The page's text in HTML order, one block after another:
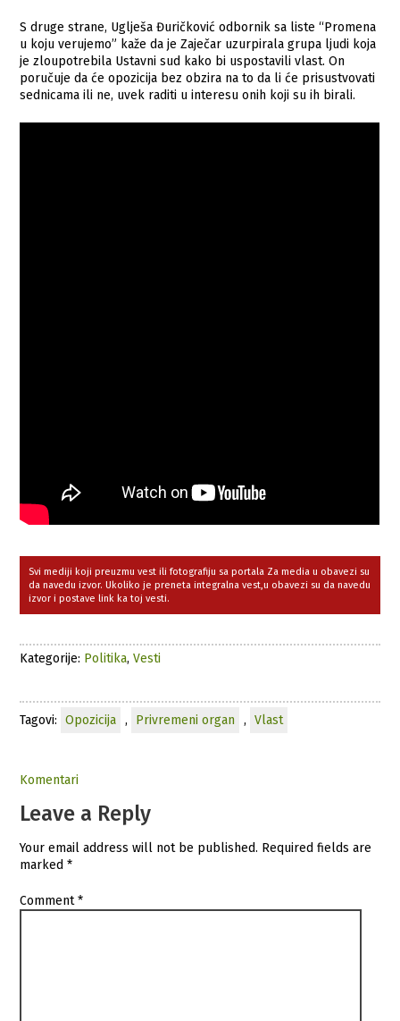
S druge strane, Uglješa Đuričković odbornik sa liste “Promena
u koju verujemo” kaže da je Zaječar uzurpirala grupa ljudi koja
je zloupotrebila Ustavni sud kako bi uspostavili vlast. On
poručuje da će opozicija bez obzira na to da li će prisustvovati
sednicama ili ne, uvek raditi u interesu onih koji su ih birali.
Svi mediji koji preuzmu vest ili fotografiju sa portala Za media u obavezi su
da navedu izvor. Ukoliko je preneta integralna vest,u obavezi su da navedu
izvor i postave link ka toj vesti.
Kategorije: Politika,Vesti
Tagovi: Opozicija , Privremeni organ , Vlast
Komentari
Leave a Reply
Your email address will not be published. Required fields are
marked*
Comment*